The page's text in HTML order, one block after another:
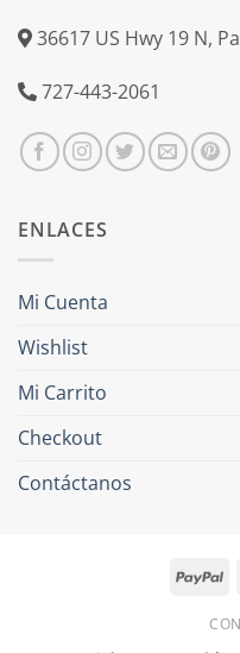
36617 US Hwy 19 N,
727-443-2061
ENLACES
Mi Cuenta
Wishlist
Mi Carrito
Checkout
Contáctanos